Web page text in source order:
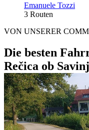
Emanuele Tozzi
3 Routen
VON UNSERER
Die besten
Rečica ob